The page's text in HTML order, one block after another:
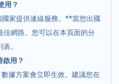
用？
家提供連線服務。**當您出國
佳網路。您可以在本頁面的分
。
啟用？
據方案會立即生效。建議您在